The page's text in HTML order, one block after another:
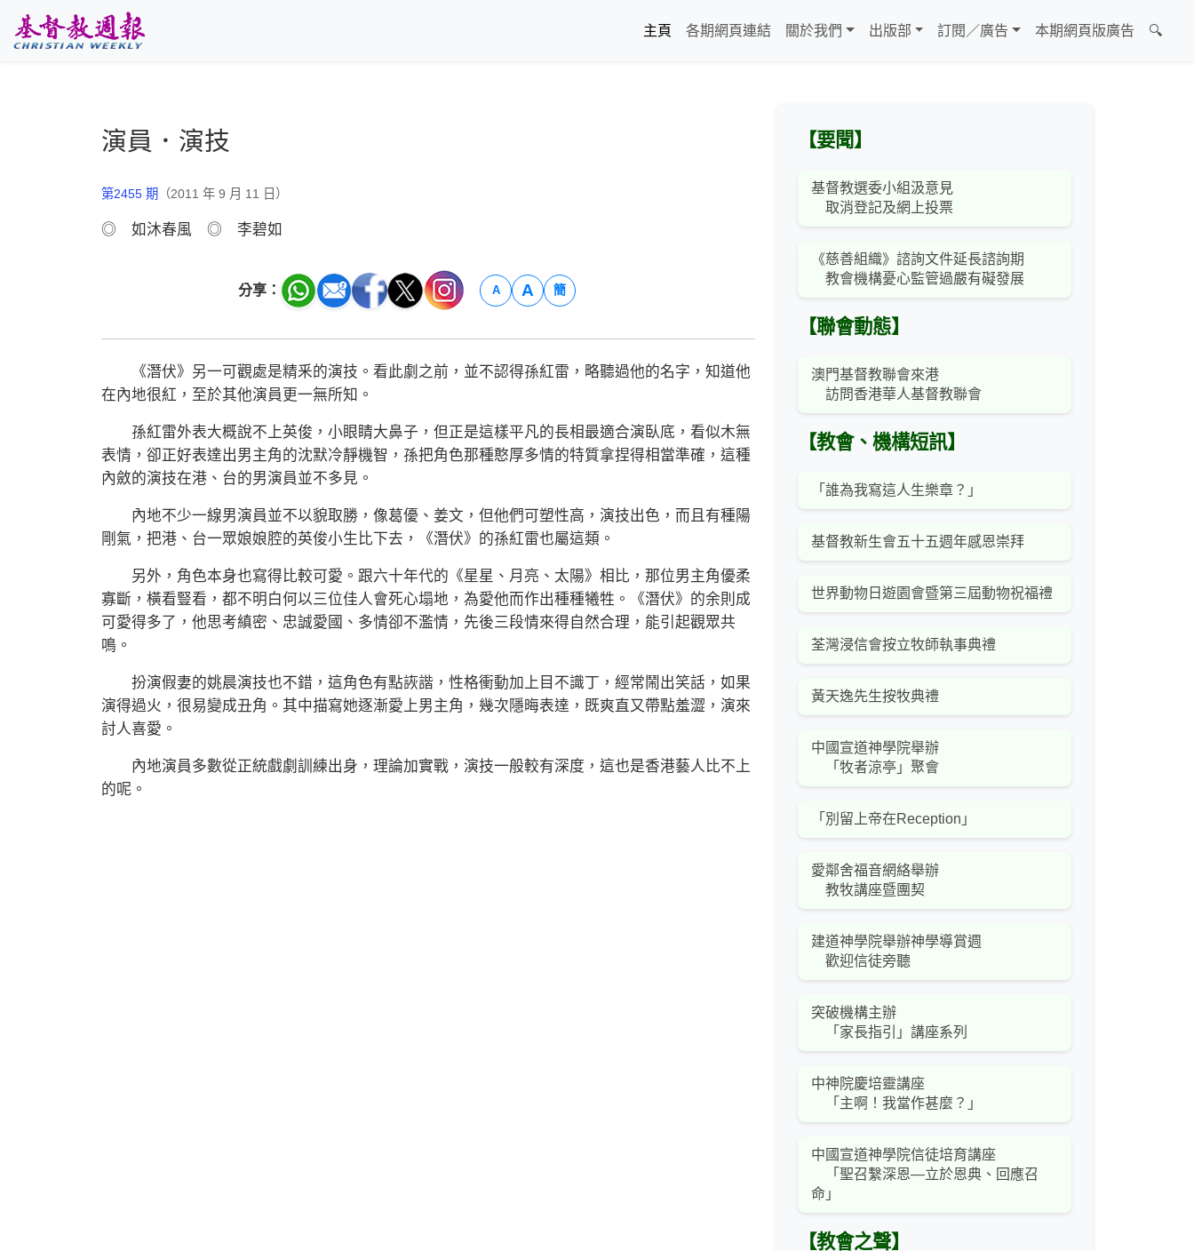
主頁
各期網頁連結 關於我們 出版部 訂閱／廣告 本期網頁版廣告 🔍
演員．演技
第2455 期 （2011 年 9 月 11 日）
◎ 如沐春風 ◎ 李碧如
分享： A A 簡
《潛伏》另一可觀處是精釆的演技。看此劇之前，並不認得孫紅雷，略聽過他的名字，知道他
在內地很紅，至於其他演員更一無所知。
孫紅雷外表大概說不上英俊，小眼睛大鼻子，但正是這樣平凡的長相最適合演臥底，看似木無
表情，卻正好表達出男主角的沈默冷靜機智，孫把角色那種憨厚多情的特質拿捏得相當準確，這種
內斂的演技在港、台的男演員並不多見。
內地不少一線男演員並不以貌取勝，像葛優、姜文，但他們可塑性高，演技出色，而且有種陽
剛氣，把港、台一眾娘娘腔的英俊小生比下去，《潛伏》的孫紅雷也屬這類。
另外，角色本身也寫得比較可愛。跟六十年代的《星星、月亮、太陽》相比，那位男主角優柔
寡斷，橫看豎看，都不明白何以三位佳人會死心塌地，為愛他而作出種種犧牲。《潛伏》的余則成
可愛得多了，他思考縝密、忠誠愛國、多情卻不濫情，先後三段情來得自然合理，能引起觀眾共
鳴。
扮演假妻的姚晨演技也不錯，這角色有點詼諧，性格衝動加上目不識丁，經常鬧出笑話，如果
演得過火，很易變成丑角。其中描寫她逐漸愛上男主角，幾次隱晦表達，既爽直又帶點羞澀，演來
討人喜愛。
內地演員多數從正統戲劇訓練出身，理論加實戰，演技一般較有深度，這也是香港藝人比不上
的呢。
【要聞】
基督教選委小組汲意見
取消登記及網上投票
《慈善組織》諮詢文件延長諮詢期
教會機構憂心監管過嚴有礙發展
【聯會動態】
澳門基督教聯會來港
訪問香港華人基督教聯會
【教會、機構短訊】
「誰為我寫這人生樂章？」
基督教新生會五十五週年感恩崇拜
世界動物日遊園會暨第三屆動物祝福禮
荃灣浸信會按立牧師執事典禮
黃天逸先生按牧典禮
中國宣道神學院舉辦
「牧者涼亭」聚會
「別留上帝在Reception」
愛鄰舍福音網絡舉辦
教牧講座暨團契
建道神學院舉辦神學導賞週
歡迎信徒旁聽
突破機構主辦
「家長指引」講座系列
中神院慶培靈講座
「主啊！我當作甚麼？」
中國宣道神學院信徒培育講座
「聖召繫深恩—立於恩典、回應召
命」
【教會之聲】